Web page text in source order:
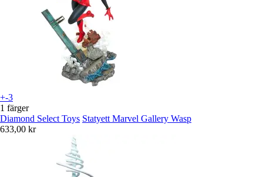
+-3
1 färger
Diamond Select Toys Statyett Marvel Gallery Wasp
633,00 kr